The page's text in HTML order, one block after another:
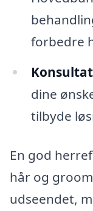
forbedre
dine
tilbyde
En god
hår og
udseendet,